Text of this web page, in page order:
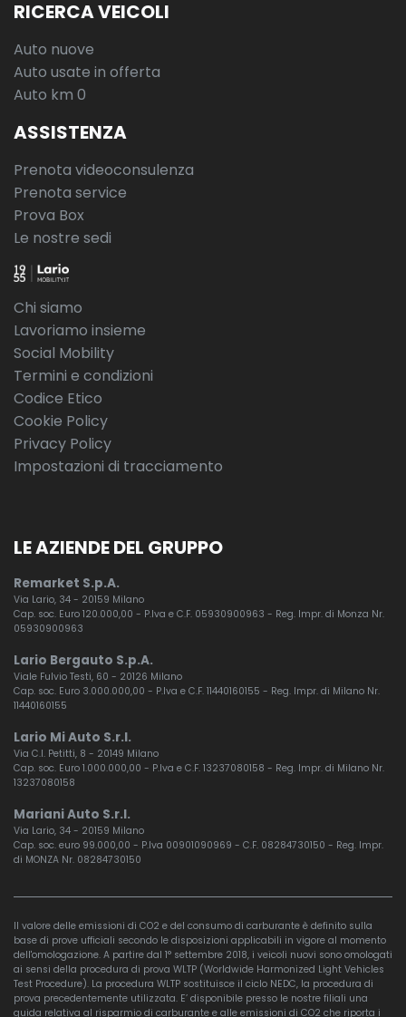
RICERCA VEICOLI
Auto nuove
Auto usate in offerta
Auto km 0
ASSISTENZA
Prenota videoconsulenza
Prenota service
Prova Box
Le nostre sedi
Chi siamo
Lavoriamo insieme
Social Mobility
Termini e condizioni
Codice Etico
Cookie Policy
Privacy Policy
Impostazioni di tracciamento
LE AZIENDE DEL GRUPPO
Remarket S.p.A.
Via Lario, 34 - 20159 Milano
Cap. soc. Euro 120.000,00 - P.Iva e C.F. 05930900963 - Reg. Impr. di Monza Nr.
05930900963
Lario Bergauto S.p.A.
Viale Fulvio Testi, 60 - 20126 Milano
Cap. soc. Euro 3.000.000,00 - P.Iva e C.F. 11440160155 - Reg. Impr. di Milano Nr.
11440160155
Lario Mi Auto S.r.l.
Via C.I. Petitti, 8 - 20149 Milano
Cap. soc. Euro 1.000.000,00 - P.Iva e C.F. 13237080158 - Reg. Impr. di Milano Nr.
13237080158
Mariani Auto S.r.l.
Via Lario, 34 - 20159 Milano
Cap. soc. euro 99.000,00 - P.Iva 00901090969 - C.F. 08284730150 - Reg. Impr.
di MONZA Nr. 08284730150
Il valore delle emissioni di CO2 e del consumo di carburante è definito sulla
base di prove ufficiali secondo le disposizioni applicabili in vigore al momento
dell'omologazione. A partire dal 1° settembre 2018, i veicoli nuovi sono omologati
ai sensi della procedura di prova WLTP (Worldwide Harmonized Light Vehicles
Test Procedure). La procedura WLTP sostituisce il ciclo NEDC, la procedura di
prova precedentemente utilizzata. E’ disponibile presso le nostre filiali una
guida relativa al risparmio di carburante e alle emissioni di CO2 che riporta i